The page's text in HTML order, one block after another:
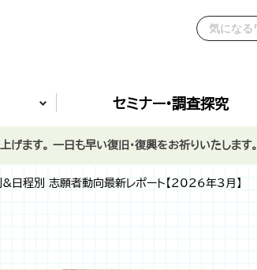
セミナー•調査探究
程別 志願者動向最新レポート【2026年3月】
ます。 一日も早い復旧・復興をお祈りいたします。